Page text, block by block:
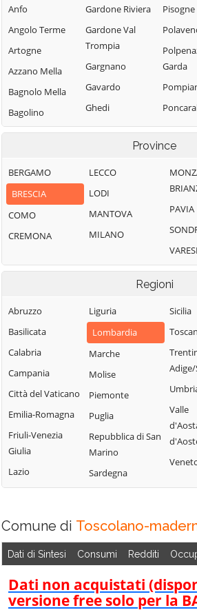
Anfo
Angolo Terme
Artogne
Azzano Mella
Bagnolo Mella
Bagolino
Barbariga
Bassano
Bresciano
Bedizzole
Berlingo
Berzo Inferiore
Bione
Borgo San
Giacomo
Borgosatollo
Borno
Botticino
Bovegno
Bovezzo
Brandico
Brione
Caino
Calcinato
Gardone Riviera
Gardone Val
Trompia
Gargnano
Gavardo
Ghedi
Gianico
Gussago
Idro
Incudine
Irma
Isorella
Leno
Limone sul Garda
Lodrino
Lograto
Lonato del Garda
Longhena
Losine
Lozio
Lumezzane
Magasa
Mairano
Malegno
Malonno
Manerba del
Pisogne
Garda
Ponte
Pontevico
Pralboino
Prevalle
Sabbia
Garda
Rezzato
Rudiano
Sabbio
Salò
Province
BERGAMO
BRESCIA
COMO
CREMONA
LECCO
LODI
MANTOVA
MILANO
PAVIA
Regioni
Abruzzo
Basilicata
Calabria
Campania
Città del Vaticano
Emilia-Romagna
Friuli-Venezia
Giulia
Lazio
Liguria
Lombardia
Marche
Molise
Piemonte
Puglia
Repubblica di San
Marino
Sardegna
Sicilia
Valle
Comune di Toscolano-
Dati di Sintesi Consumi Redditi
Dati non acquistati
versione free solo per la